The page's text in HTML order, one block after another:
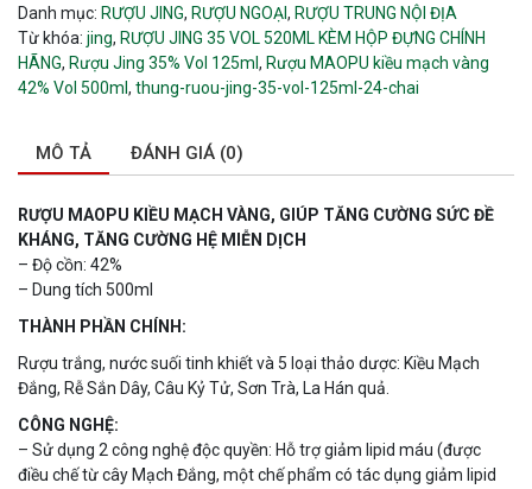
Danh mục: RƯỢU JING, RƯỢU NGOẠI, RƯỢU TRUNG NỘI ĐỊA
Từ khóa: jing, RƯỢU JING 35 VOL 520ML KÈM HỘP ĐỰNG CHÍNH
HÃNG, Rượu Jing 35% Vol 125ml , Rượu MAOPU kiều mạch vàng
42% Vol 500ml , thung-ruou-jing-35-vol-125ml-24-chai
MÔ TẢ ĐÁNH GIÁ (0)
RƯỢU MAOPU KIỀU MẠCH VÀNG, GIÚP TĂNG CƯỜNG SỨC ĐỀ
KHÁNG, TĂNG CƯỜNG HỆ MIỄN DỊCH
– Độ cồn: 42%
– Dung tích 500ml
THÀNH PHẦN CHÍNH:
Rượu trắng, nước suối tinh khiết và 5 loại thảo dược: Kiều Mạch
Đắng, Rễ Sắn Dây, Câu Kỷ Tử, Sơn Trà, La Hán quả.
CÔNG NGHỆ:
– Sử dụng 2 công nghệ độc quyền: Hỗ trợ giảm lipid máu (được
điều chế từ cây Mạch Đắng, một chế phẩm có tác dụng giảm lipid